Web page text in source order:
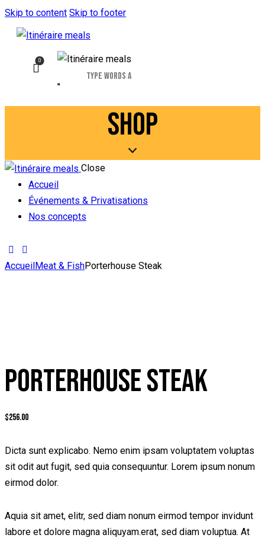
Skip to content Skip to footer
0
SHOP
Close
Accueil
Événements & Privatisations
Nos concepts
AccueilMeat & FishPorterhouse Steak
PORTERHOUSE STEAK
$256.00
Dicta sunt explicabo. Nemo enim ipsam voluptatem voluptas
sit odit aut fugit, sed quia consequuntur. Lorem ipsum nonum
eirmod dolor.
Aquia sit amet, elitr, sed diam nonum eirmod tempor invidunt
labore et dolore magna aliquyam.erat, sed diam voluptua. At